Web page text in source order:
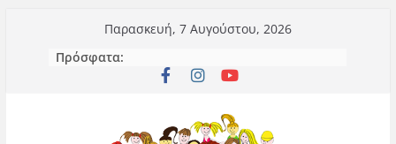
περιεχόμενο
Παρασκευή, 7 Αυγούστου, 2026
Πρόσφατα: